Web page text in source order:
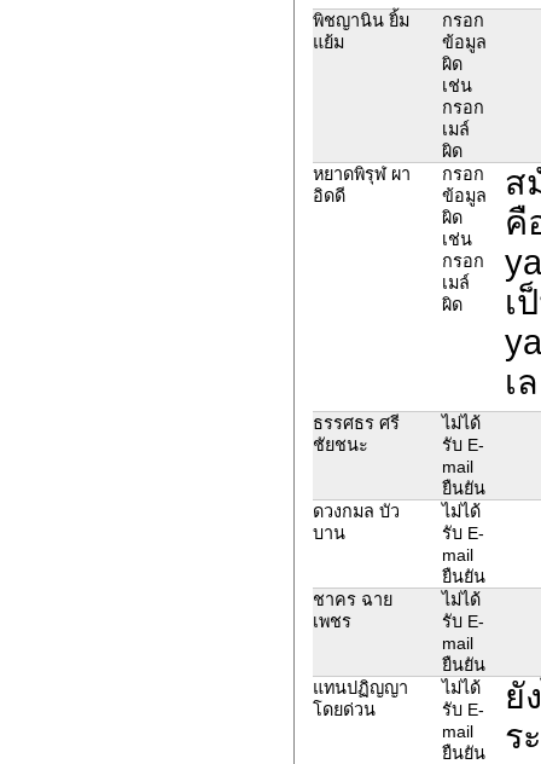
พิชญานิน ยิ้ม
แย้ม
กรอก
ข้อมูล
ผิด
เช่น
กรอก
เมล์
ผิด
หยาดพิรุฬ ผา
อิดดี
กรอก
ข้อมูล
ผิด
เช่น
กรอก
เมล์
ผิด
ส
คื
เ
เ
ธรรศธร ศรี
ชัยชนะ
ไม่ได้
รับ E-
mail
ยืนยัน
ดวงกมล บัว
บาน
ไม่ได้
รับ E-
mail
ยืนยัน
ชาคร ฉาย
เพชร
ไม่ได้
รับ E-
mail
ยืนยัน
แทนปฏิญญา
โดยด่วน
ไม่ได้
รับ E-
mail
ยืนยัน
ยั
ร